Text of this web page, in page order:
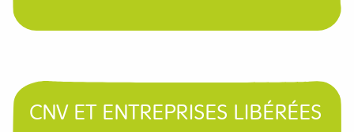
CNV ET ENTREPRISES LIBÉRÉES